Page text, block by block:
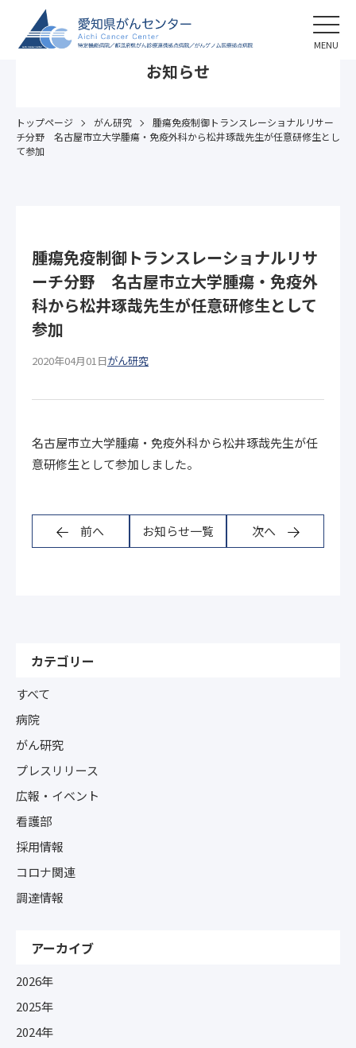
MENU
お知らせ
トップページ がん研究
腫瘍免疫制御トランスレーショナルリサー
チ分野 名古屋市立大学腫瘍・免疫外科から松井琢哉先生が任意研修生とし
て参加
カテゴリー
すべて
病院
がん研究
プレスリリース
広報・イベント
看護部
採用情報
コロナ関連
調達情報
アーカイブ
2026年
2025年
2024年
腫瘍免疫制御トランスレーショナルリサ
ーチ分野 名古屋市立大学腫瘍・免疫外
科から松井琢哉先生が任意研修生として
参加
2020年04月01日がん研究
名古屋市立大学腫瘍・免疫外科から松井琢哉先生が任
意研修生として参加しました。
前へ お知らせ一覧 次へ